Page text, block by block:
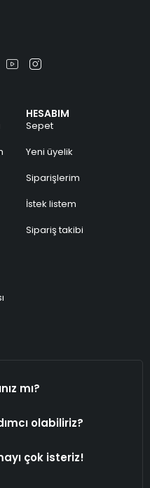
HESABIM
Sepet
Yeni üyelik
Siparişlerim
İstek listem
Sipariş takibi
mı?
olabiliriz?
çok isteriz!